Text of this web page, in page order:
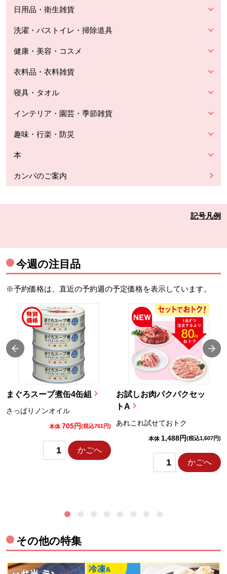
日用品・衛生雑貨
洗濯・バストイレ・掃除道具
健康・美容・コスメ
衣料品・衣料雑貨
寝具・タオル
インテリア・園芸・季節雑貨
趣味・行楽・防災
本
カンパのご案内
記号凡例
今週の注目品
※予約価格は、直近の予約週の予定価格を表示しています。
まぐろスープ煮缶4缶組
さっぱりノンオイル
本体 705円(税込761円)
かごへ
お試しお肉パクパクセッ
トA
あれこれ試せておトク
本体 1,488円(税込1,607円)
かごへ
その他の特集